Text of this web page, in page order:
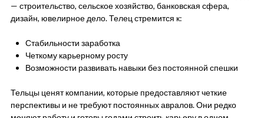
— строительство, сельское хозяйство, банковская сфера,
дизайн, ювелирное дело. Телец стремится к:
Стабильности заработка
Четкому карьерному росту
Возможности развивать навыки без постоянной спешки
Тельцы ценят компании, которые предоставляют четкие
перспективы и не требуют постоянных авралов. Они редко